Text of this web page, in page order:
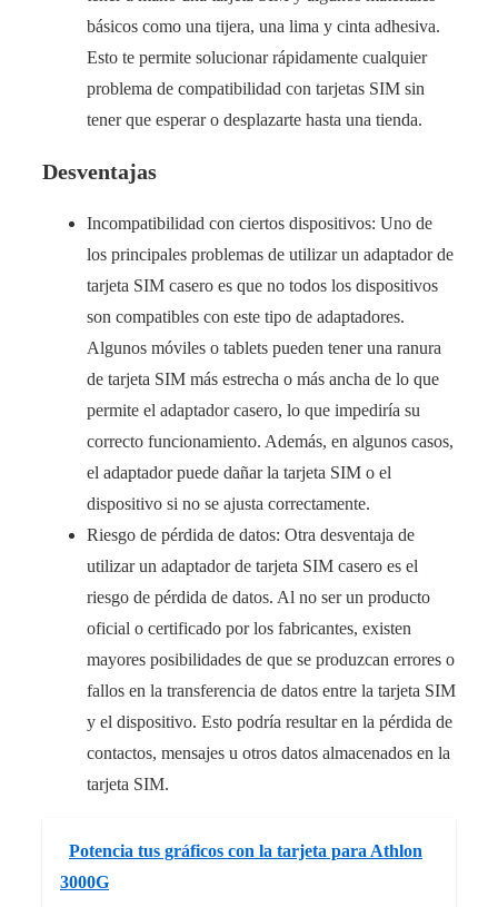
básicos como una tijera, una lima y cinta adhesiva.
Esto te permite solucionar rápidamente cualquier
problema de compatibilidad con tarjetas SIM sin
tener que esperar o desplazarte hasta una tienda.
Desventajas
Incompatibilidad con ciertos dispositivos: Uno de
los principales problemas de utilizar un adaptador de
tarjeta SIM casero es que no todos los dispositivos
son compatibles con este tipo de adaptadores.
Algunos móviles o tablets pueden tener una ranura
de tarjeta SIM más estrecha o más ancha de lo que
permite el adaptador casero, lo que impediría su
correcto funcionamiento. Además, en algunos casos,
el adaptador puede dañar la tarjeta SIM o el
dispositivo si no se ajusta correctamente.
Riesgo de pérdida de datos: Otra desventaja de
utilizar un adaptador de tarjeta SIM casero es el
riesgo de pérdida de datos. Al no ser un producto
oficial o certificado por los fabricantes, existen
mayores posibilidades de que se produzcan errores o
fallos en la transferencia de datos entre la tarjeta SIM
y el dispositivo. Esto podría resultar en la pérdida de
contactos, mensajes u otros datos almacenados en la
tarjeta SIM.
Potencia tus gráficos con la tarjeta para Athlon
3000G